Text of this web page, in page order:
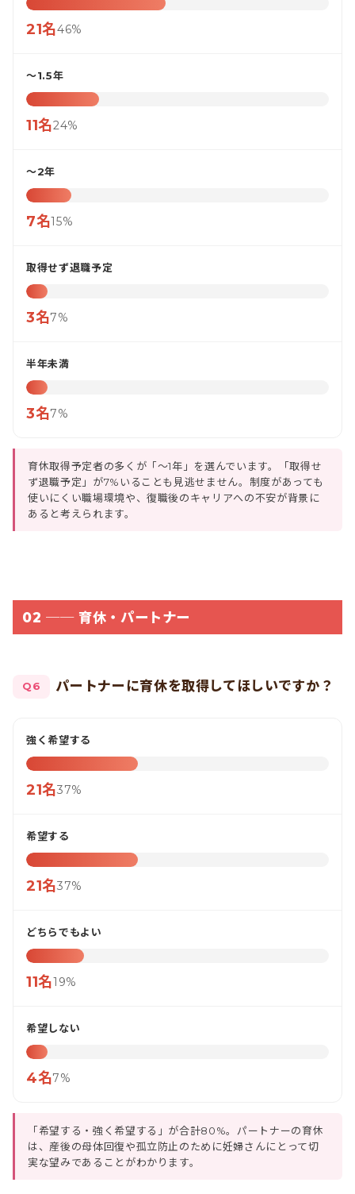
21名46%
〜1.5年
11名24%
〜2年
7名15%
取得せず退職予定
3名7%
半年未満
3名7%
育休取得予定者の多くが「〜1年」を選んでいます。「取得せ
ず退職予定」が7%いることも見逃せません。制度があっても
使いにくい職場環境や、復職後のキャリアへの不安が背景に
あると考えられます。
02 ── 育休・パートナー
Q6 パートナーに育休を取得してほしいですか？
強く希望する
21名37%
希望する
21名37%
どちらでもよい
11名19%
希望しない
4名7%
「希望する・強く希望する」が合計80%。パートナーの育休
は、産後の母体回復や孤立防止のために妊婦さんにとって切
実な望みであることがわかります。